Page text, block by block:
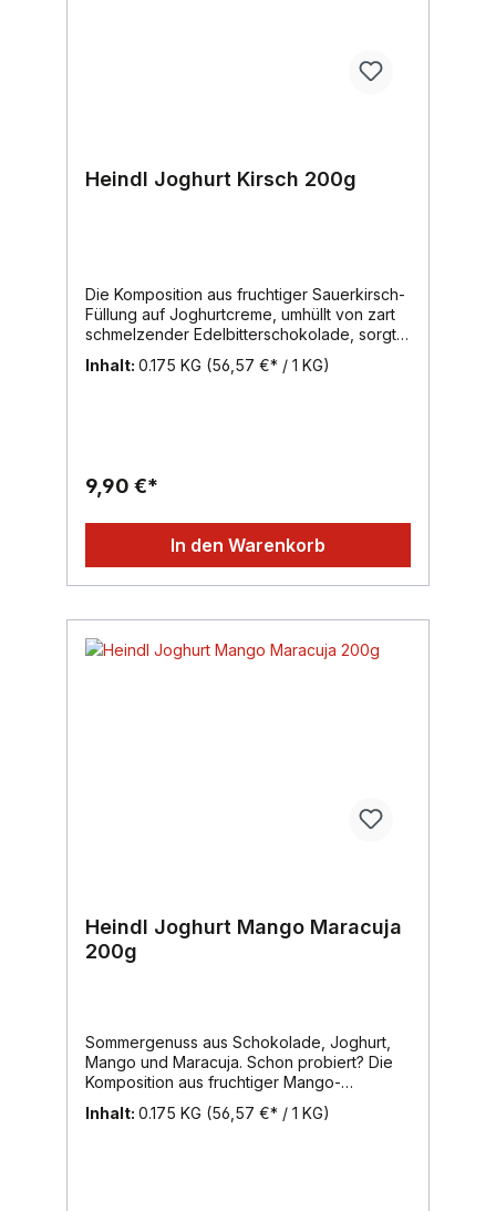
Heindl Joghurt Kirsch 200g
Die Komposition aus fruchtiger Sauerkirsch-
Füllung auf Joghurtcreme, umhüllt von zart
schmelzender Edelbitterschokolade, sorgt
für ein genussvolles Geschmackserlebnis.
Der Sommer kann kommen!Inhalt: 200g,
Inhalt: 0.175 KG (56,57 €* / 1 KG)
9,90 €*
In den Warenkorb
Heindl Joghurt Mango Maracuja
200g
Sommergenuss aus Schokolade, Joghurt,
Mango und Maracuja. Schon probiert? Die
Komposition aus fruchtiger Mango-
Maracuja-Füllung auf Joghurtcreme, umhüllt
von zart schmelzender Vollmilch-
Inhalt: 0.175 KG (56,57 €* / 1 KG)